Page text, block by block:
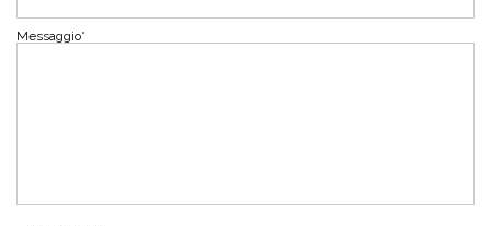
Messaggio*